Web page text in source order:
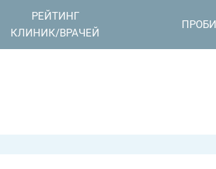
РЕЙТИНГ
КЛИНИК/ВРАЧЕЙ